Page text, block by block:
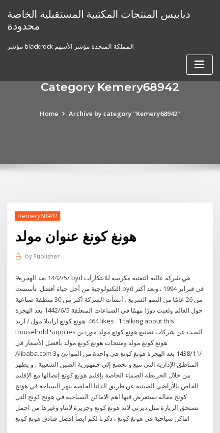
content
دبابيس المنتجات المكتبية المستقبلية الخاصة
محدودة
مؤشر blackrock المملكة المتحدة مؤشر الأسهم
Category Kemery68942
Home Archive by category "Kemery68942"
Kemery68942
هونغ كونغ عنوان مولد
by Publisher
9‏‏/5‏‏/1442 بعد الهجرة byd هي شركة عالية التقنية مكرسة للابتكارات
التكنولوجية من أجل حياة أفضل. تأسست byd في فبراير 1994 ، وبعد أكثر
من 26 عامًا من النمو السريع ، أنشأت الشركة أكثر من 30 منطقة صناعية
حول العالم ولعبت دورًا مهمًا في الصناعات المتعلقة 5‏‏/6‏‏/1442 بعد الهجرة
‎هونغ كونغ ارابيلا مول / اربد‎. 464 likes · 1 talking about this.
Household Supplies البحث عن شركات تصنيع هونغ كونغ مولد موردين
هونغ كونغ مولد ومنتجات هونغ كونغ مولد بأفضل الأسعار في
Alibaba.com 3‏‏/11‏‏/1438 بعد الهجرة هونغ كونغ هي واحدة من الموانئ و
المناطق الإدارية التي تتبع و تخضع إلي جمهورية الصين الشعبية ، و يظهر
من خلال الخريطة الصماء الخاصة بإقليم هونغ كونغ إتصالها مع الإقليم
الخاص بالأراضي الصينية عن طريق الدلتا الخاصة بنهر السياحة في هونج
كونج مقالة نستعرض فيها اهم الاماكن السياحية في هونج كونج التي
تستحق الزيارة مثل ديزني لاند هونغ كونغ وجزيرة لانتاو وغيرها من اجمل
اماكن سياحية في هونغ كونغ ، ذكرنا لكم ايضاً افضل فنادق هونغ كونغ